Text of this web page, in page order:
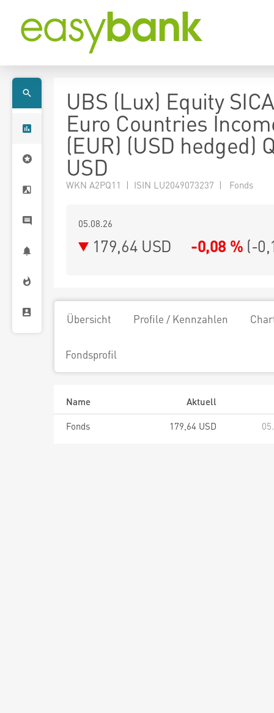
UBS (Lux) Equity
Euro Countries
(EUR) (USD hedged)
USD
WKN A2PQ11 | ISIN LU2049073237 | Fonds
05.08.26
179,64 USD -0,08 % (-
Übersicht Profile / Kennzahlen
Fondsprofil
Name
Aktuell
Fonds
179,64 USD